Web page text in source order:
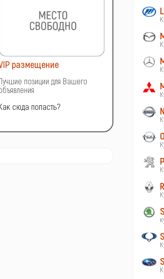
размещение
позиции для Вашего
сюда попасть?